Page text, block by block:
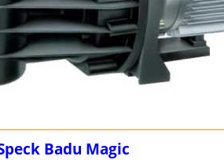
Badu Magic